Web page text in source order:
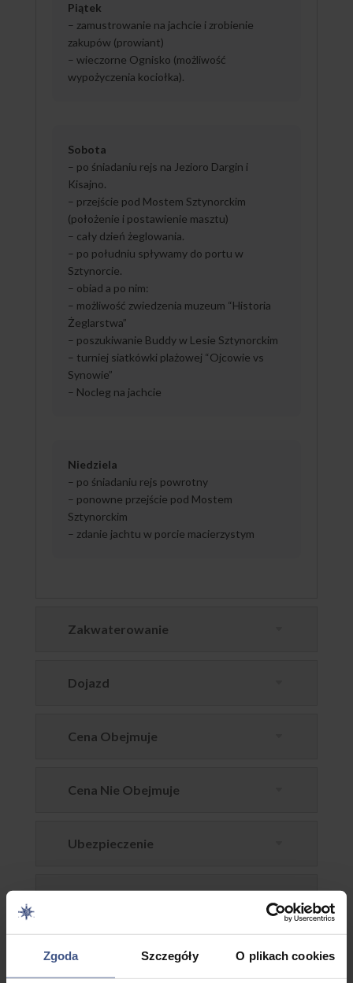
Zgoda Szczegóły O plikach cookies
Piątek
– zamustrowanie na jachcie i zrobienie
zakupów (prowiant)
– wieczorne Ognisko (możliwość
wypożyczenia kociołka).
Sobota
– po śniadaniu rejs na Jezioro Dargin i
Kisajno.
– przejście pod Mostem Sztynorckim
(położenie i postawienie masztu)
– cały dzień żeglowania.
– po południu spływamy do portu w
Sztynorcie.
– obiad a po nim:
– możliwość zwiedzenia muzeum “Historia
Żeglarstwa”
– poszukiwanie Buddy w Lesie Sztynorckim
– turniej siatkówki plażowej “Ojcowie vs
Synowie”
– Nocleg na jachcie
Niedziela
– po śniadaniu rejs powrotny
– ponowne przejście pod Mostem
Sztynorckim
– zdanie jachtu w porcie macierzystym
Zakwaterowanie
Dojazd
Cena Obejmuje
Cena Nie Obejmuje
Ubezpieczenie
Opcje dodatkowe